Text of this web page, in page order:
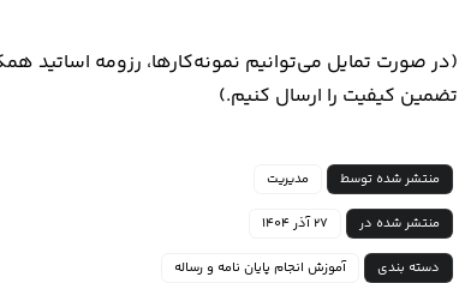
(در صورت تمایل می‌توانیم نمونه‌کارها، رزومه اساتید
تضمین کیفیت را ارسال کنیم.)
منتشر شده توسط مدیریت
منتشر شده در ۲۷ آذر ۱۴۰۴
دسته بندی آموزش انجام پایان نامه و رساله